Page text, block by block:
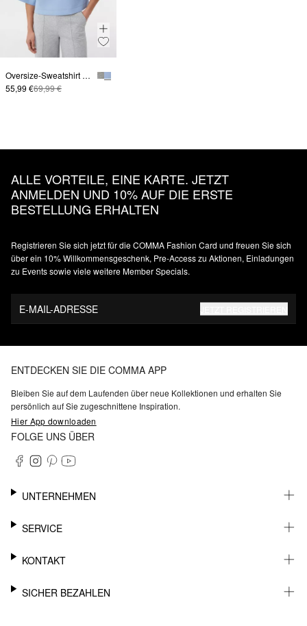
Oversize-Sweatshirt mit Kimono-Ärmeln
55,99 €69,99 €
ALLE VORTEILE, EINE KARTE. JETZT
ANMELDEN UND 10% AUF DIE ERSTE
BESTELLUNG ERHALTEN
Registrieren Sie sich jetzt für die COMMA Fashion Card und freuen Sie sich
über ein 10% Willkommensgeschenk, Pre-Access zu Aktionen, Einladungen
zu Events sowie viele weitere Member Specials.
E-MAIL-ADRESSE
ENTDECKEN SIE DIE COMMA APP
Bleiben Sie auf dem Laufenden über neue Kollektionen und erhalten Sie
persönlich auf Sie zugeschnittene Inspiration.
Hier App downloaden
FOLGE UNS ÜBER
UNTERNEHMEN
KARRIERE
BARRIEREFREIHEIT
SERVICE
WHATSAPP
MEIN KONTO
KONTAKT
SUPPORT
SICHER BEZAHLEN